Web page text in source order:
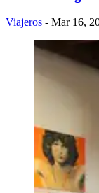
Viajeros - Mar 16,